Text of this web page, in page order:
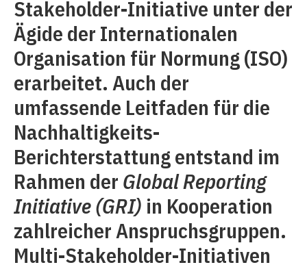
Stakeholder-Initiative unter der
Ägide der Internationalen
Organisation für Normung (ISO)
erarbeitet. Auch der
umfassende Leitfaden für die
Nachhaltigkeits-
Berichterstattung entstand im
Rahmen der Global Reporting
Initiative (GRI) in Kooperation
zahlreicher Anspruchsgruppen.
Multi-Stakeholder-Ini­tiativen